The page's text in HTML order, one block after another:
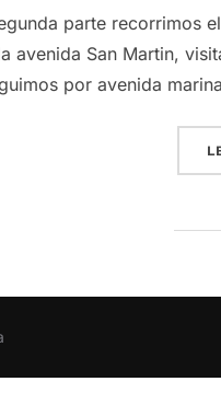
parte recorrimos
avenida San Martin,
por avenida